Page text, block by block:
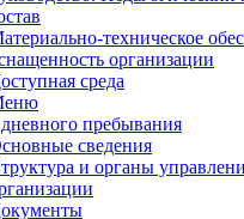
техническое
организации
среда
пребывания
сведения
и органы